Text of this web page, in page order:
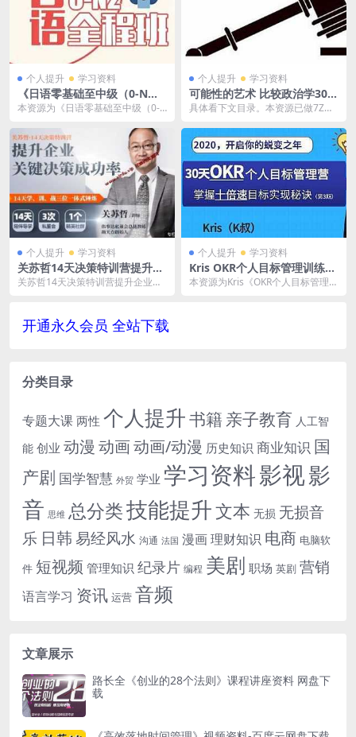
个人提升 学习资料
《日语零基础至中级（0-N
2）》百度云网盘资源分享下
本资源为《日语零基础至中级（0-N
3/707....
个人提升 学习资料
可能性的艺术 比较政治学30讲
音频MP3百度云网盘下载[61
具体看下文目录。本资源已做7Z压
解压再观看。 政治...
个人提升 学习资料
关苏哲14天决策特训营提升企
业关键决策成功率有效提问30
关苏哲14天决策特训营提升企业关
个人提升 学习资料
Kris OKR个人目标管理训练营
（第3期）百度云网盘资源分
本资源为Kris《OKR个人目标管理训
开通永久会员 全站下载
分类目录
专题大课 两性 个人提升书籍 亲子教育 人工智
能 创业 动漫 动画动画/动漫 历史知识商业知识 国
产剧 国学智慧 外贸 学业 学习资料影视影
音 思维 总分类技能提升文本 无损 无损音
乐 日韩易经风水 沟通 法国 漫画理财知识 电商 电脑软
件 短视频 管理知识 纪录片 编程 美剧 职场 英剧 营销
语言学习 资讯 运营 音频
文章展示
路长全《创业的28个法则》课程讲座资料 网盘下
载